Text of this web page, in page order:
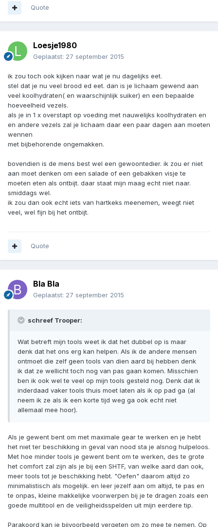
Quote
Loesje1980
Geplaatst: 27 september 2015
ik zou toch ook kijken naar wat je nu dagelijks eet.
stel dat je nu veel brood ed eet. dan is je lichaam gewend aan
veel koolhydraten( en waarschijnlijk suiker) en een bepaalde
hoeveelheid vezels.
als je in 1 x overstapt op voeding met nauwelijks koolhydraten en
en andere vezels zal je lichaam daar een paar dagen aan moeten
wennen
met bijbehorende ongemakken.
bovendien is de mens best wel een gewoontedier. ik zou er niet
aan moet denken om een salade of een gebakken visje te
moeten eten als ontbijt. daar staat mijn maag echt niet naar.
smiddags wel.
ik zou dan ook echt iets van hartkeks meenemen, weegt niet
veel, wel fijn bij het ontbijt.
Quote
Bla Bla
Geplaatst: 27 september 2015
schreef Trooper:
Wat betreft mijn tools weet ik dat het dubbel op is maar
denk dat het ons erg kan helpen. Als ik de andere mensen
ontmoet die zelf geen tools van dien aard bij hebben denk
ik dat ze wellicht toch nog van pas gaan komen. Misschien
ben ik ook wel te veel op mijn tools gesteld nog. Denk dat ik
inderdaad vaker tools thuis moet laten als ik op pad ga (al
neem ik ze als ik een korte tijd weg ga ook echt niet
allemaal mee hoor).
Als je gewent bent om met maximale gear te werken en je hebt
het niet ter beschikking in geval van nood sta je alsnog hulpeloos.
Met hoe minder tools je gewent bent om te werken, des te grote
het comfort zal zijn als je bij een SHTF, van welke aard dan ook,
meer tools tot je beschikking hebt. "Oefen" daarom altijd zo
minimalistisch als mogelijk. en leer jezelf aan om altijd, te pas en
te onpas, kleine makkelijke voorwerpen bij je te dragen zoals een
goede multitool en de veiligheidsspelden uit mijn eerdere tip.
Parakoord kan je bijvoorbeeld vergeten om zo mee te nemen. Op